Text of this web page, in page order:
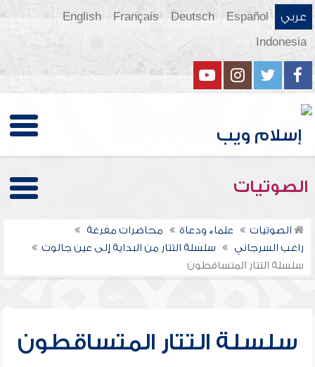
عربي Español
Deutsch
Français
English
Indonesia
الصوتيات
الصوتيات علماء ودعاة
محاضرات مفرغة
راغب السرجاني
سلسلة التتار من البداية إلى عين جالوت
سلسلة التتار المتساقطون
سلسلة التتار المتساقطون